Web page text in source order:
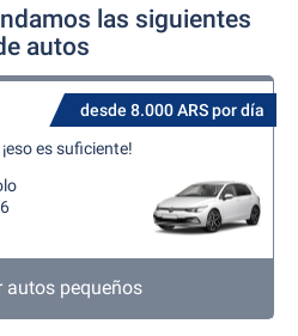
las siguientes
autos
desde 8.000 ARS por día
es suficiente!
autos pequeños